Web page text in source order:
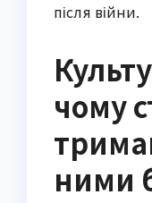
після війни.
чому
ними